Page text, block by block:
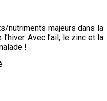
nutriments majeurs dans la
Avec l’ail, le zinc et la
!